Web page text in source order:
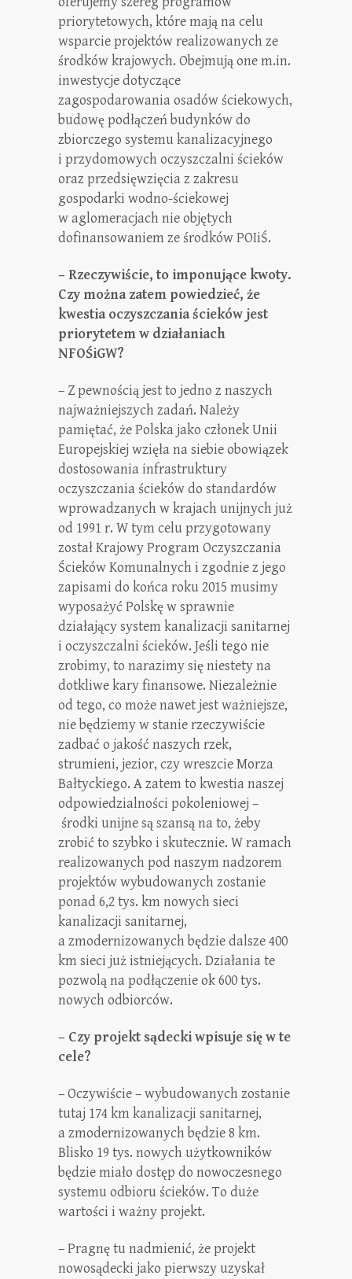
priorytetowych, które mają na celu
wsparcie projektów realizowanych ze
środków krajowych. Obejmują one m.in.
inwestycje dotyczące
zagospodarowania osadów ściekowych,
budowę podłączeń budynków do
zbiorczego systemu kanalizacyjnego
i przydomowych oczyszczalni ścieków
oraz przedsięwzięcia z zakresu
gospodarki wodno-ściekowej
w aglomeracjach nie objętych
dofinansowaniem ze środków POIiŚ.
– Rzeczywiście, to imponujące kwoty.
Czy można zatem powiedzieć, że
kwestia oczyszczania ścieków jest
priorytetem w działaniach
NFOŚiGW?
– Z pewnością jest to jedno z naszych
najważniejszych zadań. Należy
pamiętać, że Polska jako członek Unii
Europejskiej wzięła na siebie obowiązek
dostosowania infrastruktury
oczyszczania ścieków do standardów
wprowadzanych w krajach unijnych już
od 1991 r. W tym celu przygotowany
został Krajowy Program Oczyszczania
Ścieków Komunalnych i zgodnie z jego
zapisami do końca roku 2015 musimy
wyposażyć Polskę w sprawnie
działający system kanalizacji sanitarnej
i oczyszczalni ścieków. Jeśli tego nie
zrobimy, to narazimy się niestety na
dotkliwe kary finansowe. Niezależnie
od tego, co może nawet jest ważniejsze,
nie będziemy w stanie rzeczywiście
zadbać o jakość naszych rzek,
strumieni, jezior, czy wreszcie Morza
Bałtyckiego. A zatem to kwestia naszej
odpowiedzialności pokoleniowej –
środki unijne są szansą na to, żeby
zrobić to szybko i skutecznie. W ramach
realizowanych pod naszym nadzorem
projektów wybudowanych zostanie
ponad 6,2 tys. km nowych sieci
kanalizacji sanitarnej,
a zmodernizowanych będzie dalsze 400
km sieci już istniejących. Działania te
pozwolą na podłączenie ok 600 tys.
nowych odbiorców.
– Czy projekt sądecki wpisuje się w te
cele?
– Oczywiście – wybudowanych zostanie
tutaj 174 km kanalizacji sanitarnej,
a zmodernizowanych będzie 8 km.
Blisko 19 tys. nowych użytkowników
będzie miało dostęp do nowoczesnego
systemu odbioru ścieków. To duże
wartości i ważny projekt.
– Pragnę tu nadmienić, że projekt
nowosądecki jako pierwszy uzyskał